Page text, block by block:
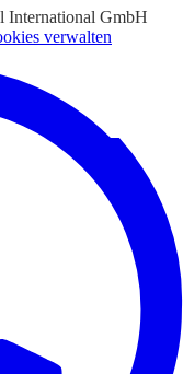
International GmbH
verwalten